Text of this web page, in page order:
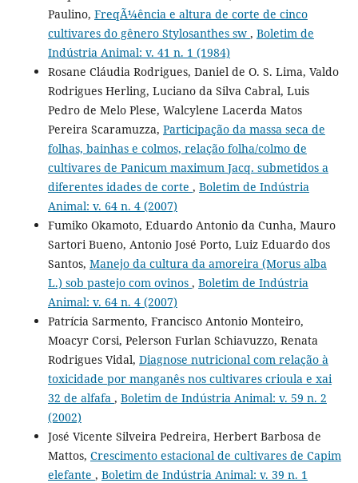
Paulino, FreqÃ¼ência e altura de corte de cinco
cultivares do gênero Stylosanthes sw , Boletim de
Indústria Animal: v. 41 n. 1 (1984)
Rosane Cláudia Rodrigues, Daniel de O. S. Lima, Valdo
Rodrigues Herling, Luciano da Silva Cabral, Luis
Pedro de Melo Plese, Walcylene Lacerda Matos
Pereira Scaramuzza, Participação da massa seca de
folhas, bainhas e colmos, relação folha/colmo de
cultivares de Panicum maximum Jacq. submetidos a
diferentes idades de corte , Boletim de Indústria
Animal: v. 64 n. 4 (2007)
Fumiko Okamoto, Eduardo Antonio da Cunha, Mauro
Sartori Bueno, Antonio José Porto, Luiz Eduardo dos
Santos, Manejo da cultura da amoreira (Morus alba
L.) sob pastejo com ovinos , Boletim de Indústria
Animal: v. 64 n. 4 (2007)
Patrícia Sarmento, Francisco Antonio Monteiro,
Moacyr Corsi, Pelerson Furlan Schiavuzzo, Renata
Rodrigues Vidal, Diagnose nutricional com relação à
toxicidade por manganês nos cultivares crioula e xai
32 de alfafa , Boletim de Indústria Animal: v. 59 n. 2
(2002)
José Vicente Silveira Pedreira, Herbert Barbosa de
Mattos, Crescimento estacional de cultivares de Capim
elefante , Boletim de Indústria Animal: v. 39 n. 1